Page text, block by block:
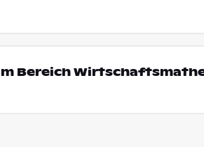
Bereich